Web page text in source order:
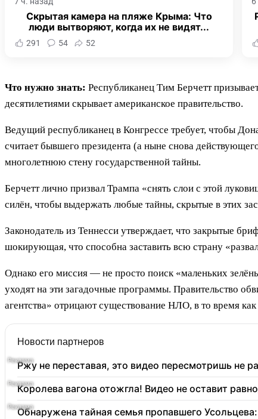
Скрытая камера на пляже Крыма: Что
люди вытворяют, когда их не видят...
291 54 52
Что нужно знать: Республиканец Тим Берчетт
десятилетиями скрывает американское правительство.
Ведущий республиканец в Конгрессе требует, чтобы
считает бывшего президента (а ныне снова
многолетнюю стену государственной тайны.
Берчетт лично призвал Трампа «снять слои с этой
силён, чтобы выдержать любые тайны, скрытые в этих
Законодатель из Теннесси утверждает, что закрытые
шокирующая, что способна заставить всю страну
Однако его миссия — не просто поиск «маленьких
уходят на эти загадочные программы. Правительство
агентства» отрицают существование НЛО, в то время
Новости партнеров
Ржу не переставая, это видео пересмотришь не
Королева вагона отожгла! Видео не оставит
Обнаружена тайная семья пропавшего